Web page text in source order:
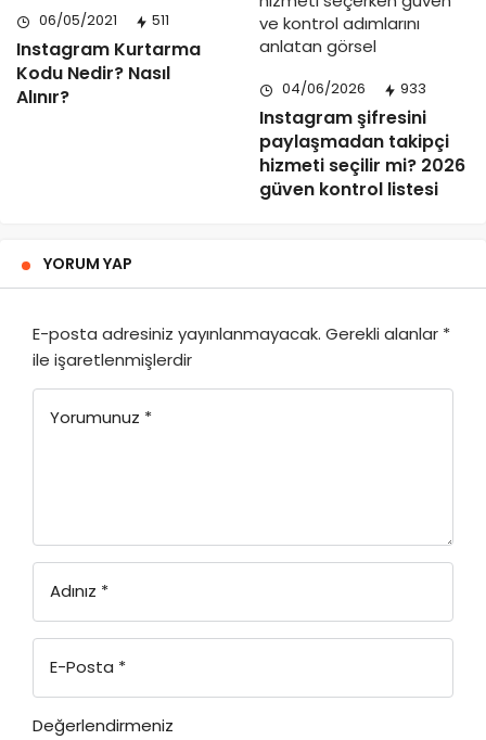
06/05/2021 511
Instagram Kurtarma
Kodu Nedir? Nasıl
Alınır?
04/06/2026 933
Instagram şifresini
paylaşmadan takipçi
hizmeti seçilir mi? 2026
güven kontrol listesi
YORUM YAP
E-posta adresiniz yayınlanmayacak. Gerekli alanlar *
ile işaretlenmişlerdir
Yorumunuz *
Adınız *
E-Posta *
Değerlendirmeniz